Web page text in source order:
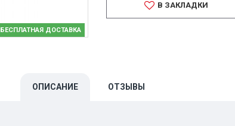
БЕСПЛАТНАЯ ДОСТАВКА
В ЗАКЛАДКИ
ОПИСАНИЕ ОТЗЫВЫ